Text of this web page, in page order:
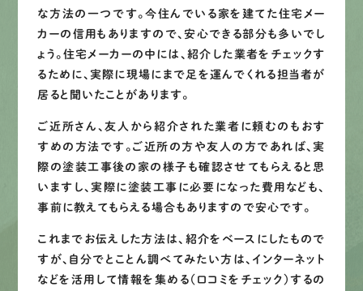
な方法の一つです。今住んでいる家を建てた住宅メー
カーの信用もありますので、安心できる部分も多いでし
ょう。住宅メーカーの中には、紹介した業者をチェックす
るために、実際に現場にまで足を運んでくれる担当者が
居ると聞いたことがあります。
ご近所さん、友人から紹介された業者に頼むのもおす
すめの方法です。ご近所の方や友人の方であれば、実
際の塗装工事後の家の様子も確認させてもらえると思
いますし、実際に塗装工事に必要になった費用なども、
事前に教えてもらえる場合もありますので安心です。
これまでお伝えした方法は、紹介をベースにしたもので
すが、自分でとことん調べてみたい方は、インターネット
などを活用して情報を集める（口コミをチェック）するの